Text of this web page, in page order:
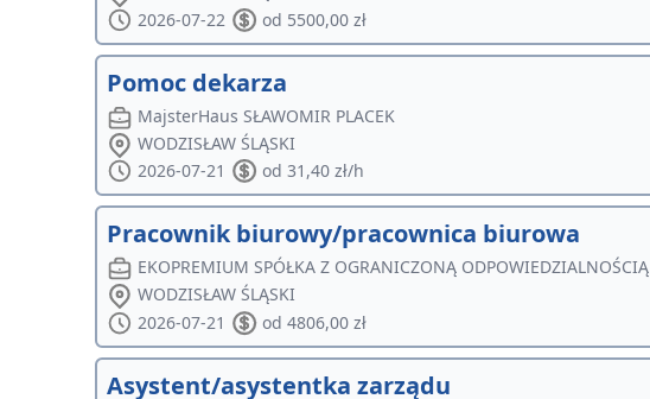
2026-07-22
od 5500,00 zł
Pomoc dekarza
MajsterHaus SŁAWOMIR PLACEK
WODZISŁAW ŚLĄSKI
2026-07-21
od 31,40 zł/h
Pracownik biurowy/pracownica biurowa
EKOPREMIUM SPÓŁKA Z OGRANICZONĄ ODPOWIEDZIALNOŚCIĄ
WODZISŁAW ŚLĄSKI
2026-07-21
od 4806,00 zł
Asystent/asystentka zarządu